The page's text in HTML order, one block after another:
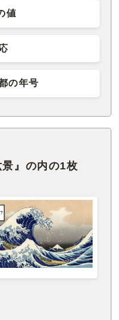
値
の年号
』の内の1枚